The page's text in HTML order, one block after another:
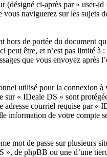
ci-après par « user-
naviguerez sur les sujets
de portée du document
être, et n’est pas limité à
que vous envoyez après
utilisé pour la connexion
« IDeale DS » sont
courriel requise par «
information de votre compte
mot de passe sur plusieurs
de phpBB ou une d’une